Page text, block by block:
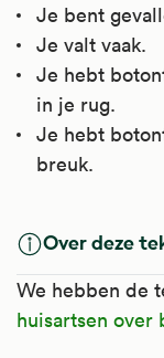
Kijk
Je bent
Je valt vaak.
Je hebt
in je rug.
Je hebt
breuk.
Over deze
We hebben de
huisartsen over